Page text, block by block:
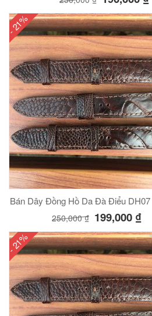
- 21%
Bán Dây Đồng Hồ Da Đà Điểu
250,000₫ 199,000 ₫
- 21%